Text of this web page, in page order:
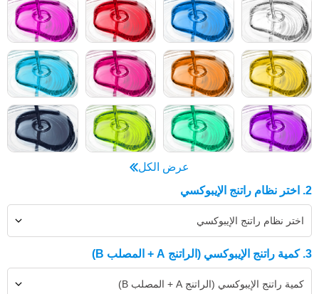
عرض الكل
2. اختر نظام راتنج الإيبوكسي
اختر نظام راتنج الإيبوكسي
3. كمية راتنج الإيبوكسي (الراتنج A + المصلب B)
كمية راتنج الإيبوكسي (الراتنج A + المصلب B)